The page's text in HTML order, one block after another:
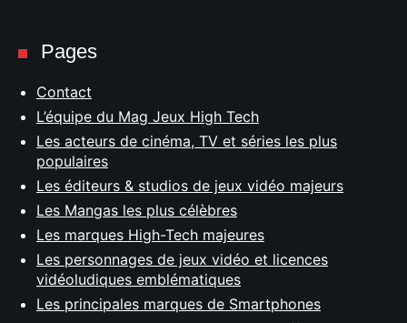
Pages
Contact
L’équipe du Mag Jeux High Tech
Les acteurs de cinéma, TV et séries les plus
populaires
Les éditeurs & studios de jeux vidéo majeurs
Les Mangas les plus célèbres
Les marques High-Tech majeures
Les personnages de jeux vidéo et licences
vidéoludiques emblématiques
Les principales marques de Smartphones